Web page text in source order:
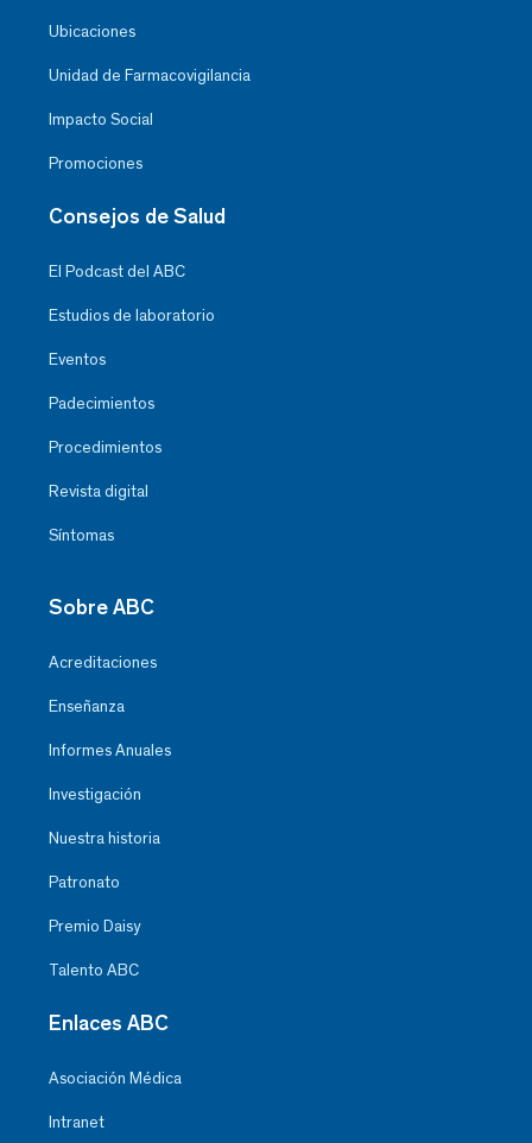
Ubicaciones
Unidad de Farmacovigilancia
Impacto Social
Promociones
Consejos de Salud
El Podcast del ABC
Estudios de laboratorio
Eventos
Padecimientos
Procedimientos
Revista digital
Síntomas
Sobre ABC
Acreditaciones
Enseñanza
Informes Anuales
Investigación
Nuestra historia
Patronato
Premio Daisy
Talento ABC
Enlaces ABC
Asociación Médica
Intranet